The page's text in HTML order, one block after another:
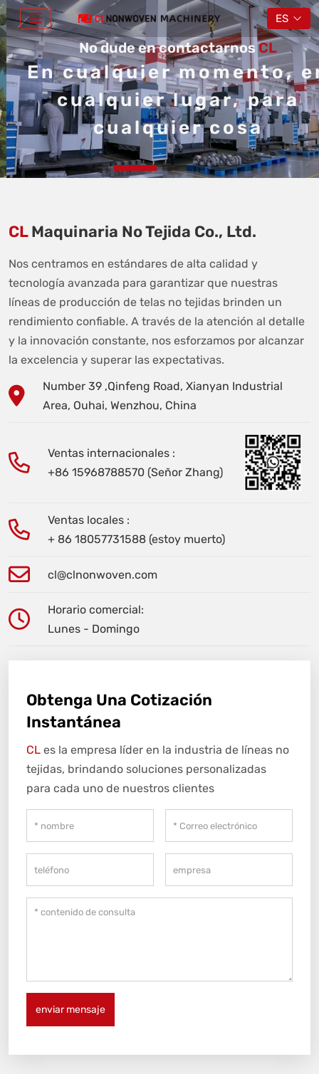
ES
No dude en contactarnosCL
En cualquier momento, en
cualquier lugar, para
cualquier cosa
CLMaquinaria No Tejida Co., Ltd.
Nos centramos en estándares de alta calidad y
tecnología avanzada para garantizar que nuestras
líneas de producción de telas no tejidas brinden un
rendimiento confiable. A través de la atención al detalle
y la innovación constante, nos esforzamos por alcanzar
la excelencia y superar las expectativas.
Number 39 ,Qinfeng Road, Xianyan Industrial
Area, Ouhai, Wenzhou, China
Ventas internacionales :
+86 15968788570 (Señor Zhang)
Ventas locales :
+ 86 18057731588 (estoy muerto)
cl@clnonwoven.com
Horario comercial:
Lunes - Domingo
Obtenga Una Cotización
Instantánea
CL es la empresa líder en la industria de líneas no
tejidas, brindando soluciones personalizadas
para cada uno de nuestros clientes
enviar mensaje